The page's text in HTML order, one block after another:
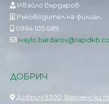
Ивайло Бърдаров
Ръководител на филиал
0884 105 089
ДОБРИЧ
Добрич 9300, Варненски